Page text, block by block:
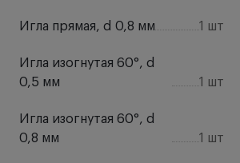
Игла прямая, d 0,8 мм 1 шт
Игла изогнутая 60°, d
0,5 мм
1 шт
Игла изогнутая 60°, d
0,8 мм
1 шт